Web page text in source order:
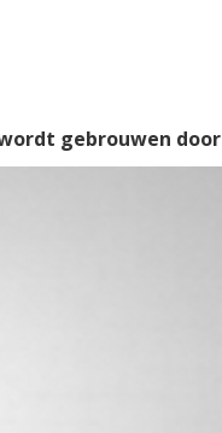
gebrouwen door